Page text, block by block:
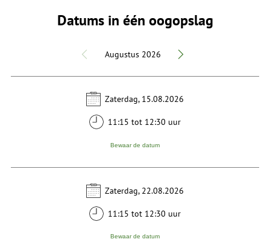
Datums in één oogopslag
Augustus 2026
Zaterdag, 15.08.2026
11:15 tot 12:30 uur
Bewaar de datum
Zaterdag, 22.08.2026
11:15 tot 12:30 uur
Bewaar de datum